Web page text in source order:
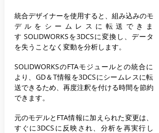
統合デザイナーを使用すると、組み込みのモ
デルをシームレスに転送できま
す SOLIDWORKSを3DCSに変換し、データ
を失うことなく変動を分析します。
SOLIDWORKSのFTAモジュールとの統合に
より、GD＆T情報を3DCSにシームレスに転
送できるため、再度注釈を付ける時間を節約
できます。
元のモデルとFTA情報に加えられた変更は、
すぐに3DCSに反映され、分析を再実行し